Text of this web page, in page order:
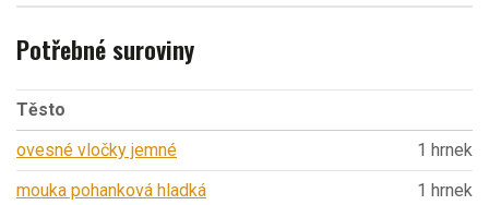
Potřebné suroviny
Těsto
ovesné vločky jemné
1 hrnek
mouka pohanková hladká
1 hrnek